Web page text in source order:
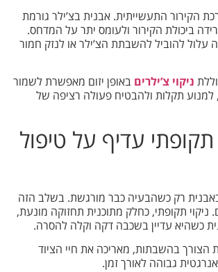
הקירור התעשייתית. אבנית בצ’ילר גורמת
ביכולת הקירור ולעומס יתר על המדחס.
עלול להוביל להשבתת הצ’ילר או לנזק חמור
ניקוי צ’ילרים באופן יזום מאפשרת לשמור
למנוע תקלות ולהבטיח פעולה רציפה של
תקופתי עדיף על טיפול
רק כשהבעיה כבר מורגשת. בשלב הזה
ניקוי תקופתי, כחלק מתוכנית תחזוקה מונעת,
כשהיא עדיין בשכבה דקה וקלה להסרה.
הצורך בהשבתות, מאריכה את חיי הציוד
גבוהה לאורך זמן.